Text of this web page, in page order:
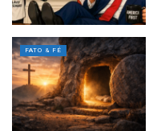
FATO & FÉ